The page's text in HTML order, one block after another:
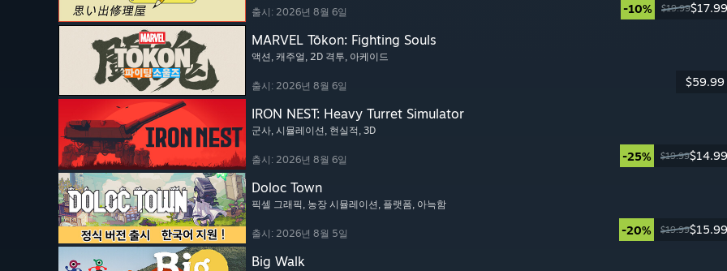
출시: 2026년 8월 6일 -10% $19.99$17.99
MARVEL Tōkon: Fighting Souls
액션 , 캐주얼 , 2D 격투, 아케이드
출시: 2026년 8월 6일 $59.99
IRON NEST: Heavy Turret Simulator
군사, 시뮬레이션 , 현실적 , 3D
출시: 2026년 8월 6일 -25% $19.99$14.99
Doloc Town
픽셀 그래픽 , 농장 시뮬레이션 , 플랫폼, 아늑함
출시: 2026년 8월 5일 -20% $19.99$15.99
Big Walk